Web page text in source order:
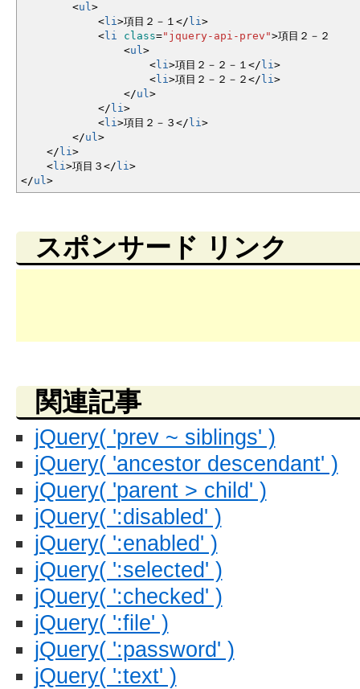
<ul>
<li>項目２－１ </ li>
<li class="jquery-api-prev">項目２－２
<ul>
<li>項目２－２－１ </ li>
<li>項目２－２－２ </ li>
</ul>
</ li>
<li>項目２－３ </ li>
</ul>
</ li>
<li>項目３ </ li>
</ul>
スポンサード リンク
関連記事
jQuery( 'prev ~ siblings' )
jQuery( 'ancestor descendant' )
jQuery( 'parent > child' )
jQuery( ':disabled' )
jQuery( ':enabled' )
jQuery( ':selected' )
jQuery( ':checked' )
jQuery( ':file' )
jQuery( ':password' )
jQuery( ':text' )